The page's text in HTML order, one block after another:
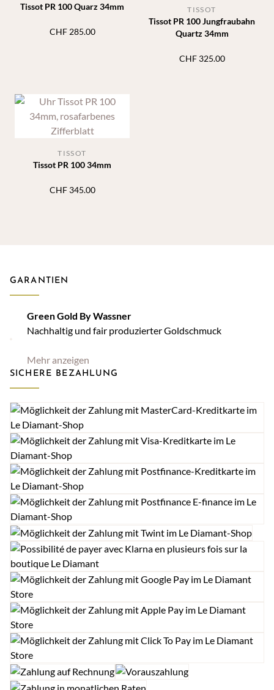
Tissot PR 100 Quarz 34mm
CHF285.00
Tissot PR 100 Jungfraubahn
Quartz 34mm
TISSOT
CHF325.00
Tissot PR 100 34mm
TISSOT
CHF345.00
GARANTIEN
Green Gold By Wassner
Nachhaltig und fair produzierter Goldschmuck
Mehr anzeigen
SICHERE BEZAHLUNG